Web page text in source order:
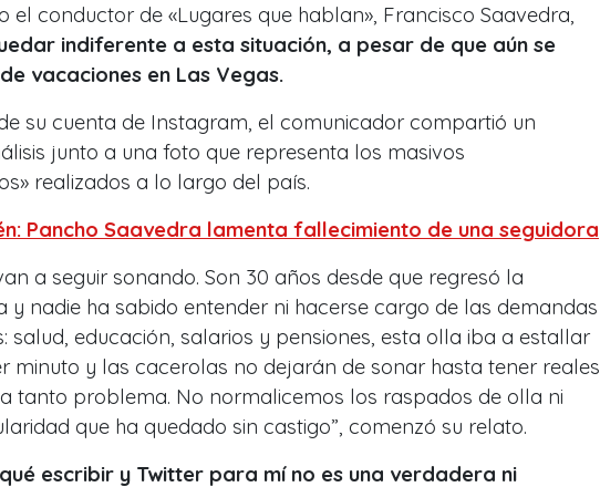
el conductor de «Lugares que hablan», Francisco Saavedra,
indiferente a esta situación, a pesar de que aún se
vacaciones en Las Vegas.
su cuenta de Instagram, el comunicador compartió un
junto a una foto que representa los masivos
realizados a lo largo del país.
Pancho Saavedra lamenta fallecimiento de una seguidora
a seguir sonando. Son 30 años desde que regresó la
y nadie ha sabido entender ni hacerse cargo de las demandas
salud, educación, salarios y pensiones, esta olla iba a estallar
minuto y las cacerolas no dejarán de sonar hasta tener reales
tanto problema. No normalicemos los raspados de olla ni
que ha quedado sin castigo”, comenzó su relato.
escribir y Twitter para mí no es una verdadera ni